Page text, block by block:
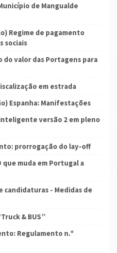
de Mangualde
Regime de pagamento
sociais
do valor das Portagens para
em estrada
Espanha: Manifestações
versão 2 em pleno
prorrogação do lay-off
que muda em Portugal a
candidaturas - Medidas de
& BUS”
Regulamento n.º